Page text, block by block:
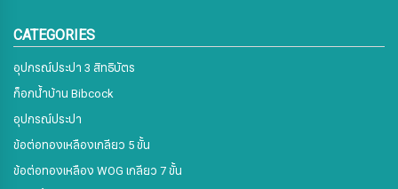
CATEGORIES
อุปกรณ์ประปา 3 สิทธิบัตร
ก็อกน้ำบ้าน Bibcock
อุปกรณ์ประปา
ข้อต่อทองเหลืองเกลียว 5 ขั้น
ข้อต่อทองเหลือง WOG เกลียว 7 ขั้น